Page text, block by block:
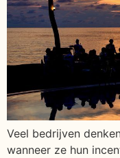
Veel bedrijven
wanneer ze hun